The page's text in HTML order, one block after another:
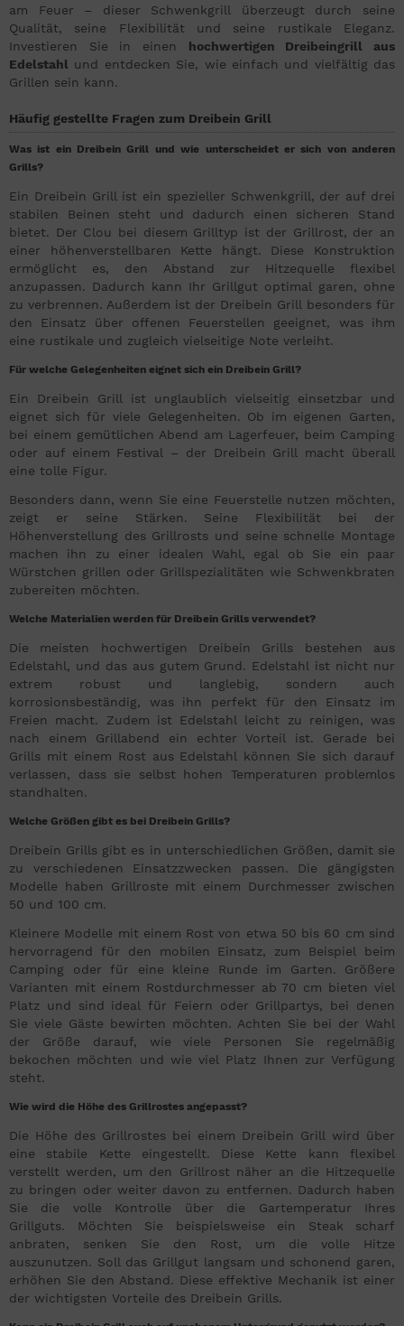
am Feuer – dieser Schwenkgrill überzeugt durch seine
Qualität, seine Flexibilität und seine rustikale Eleganz.
Investieren Sie in einen hochwertigen Dreibeingrill aus
Edelstahl und entdecken Sie, wie einfach und vielfältig das
Grillen sein kann.
Häufig gestellte Fragen zum Dreibein Grill
Was ist ein Dreibein Grill und wie unterscheidet er sich von anderen
Grills?
Ein Dreibein Grill ist ein spezieller Schwenkgrill, der auf drei
stabilen Beinen steht und dadurch einen sicheren Stand
bietet. Der Clou bei diesem Grilltyp ist der Grillrost, der an
einer höhenverstellbaren Kette hängt. Diese Konstruktion
ermöglicht es, den Abstand zur Hitzequelle flexibel
anzupassen. Dadurch kann Ihr Grillgut optimal garen, ohne
zu verbrennen. Außerdem ist der Dreibein Grill besonders für
den Einsatz über offenen Feuerstellen geeignet, was ihm
eine rustikale und zugleich vielseitige Note verleiht.
Für welche Gelegenheiten eignet sich ein Dreibein Grill?
Ein Dreibein Grill ist unglaublich vielseitig einsetzbar und
eignet sich für viele Gelegenheiten. Ob im eigenen Garten,
bei einem gemütlichen Abend am Lagerfeuer, beim Camping
oder auf einem Festival – der Dreibein Grill macht überall
eine tolle Figur.
Besonders dann, wenn Sie eine Feuerstelle nutzen möchten,
zeigt er seine Stärken. Seine Flexibilität bei der
Höhenverstellung des Grillrosts und seine schnelle Montage
machen ihn zu einer idealen Wahl, egal ob Sie ein paar
Würstchen grillen oder Grillspezialitäten wie Schwenkbraten
zubereiten möchten.
Welche Materialien werden für Dreibein Grills verwendet?
Die meisten hochwertigen Dreibein Grills bestehen aus
Edelstahl, und das aus gutem Grund. Edelstahl ist nicht nur
extrem robust und langlebig, sondern auch
korrosionsbeständig, was ihn perfekt für den Einsatz im
Freien macht. Zudem ist Edelstahl leicht zu reinigen, was
nach einem Grillabend ein echter Vorteil ist. Gerade bei
Grills mit einem Rost aus Edelstahl können Sie sich darauf
verlassen, dass sie selbst hohen Temperaturen problemlos
standhalten.
Welche Größen gibt es bei Dreibein Grills?
Dreibein Grills gibt es in unterschiedlichen Größen, damit sie
zu verschiedenen Einsatzzwecken passen. Die gängigsten
Modelle haben Grillroste mit einem Durchmesser zwischen
50 und 100 cm.
Kleinere Modelle mit einem Rost von etwa 50 bis 60 cm sind
hervorragend für den mobilen Einsatz, zum Beispiel beim
Camping oder für eine kleine Runde im Garten. Größere
Varianten mit einem Rostdurchmesser ab 70 cm bieten viel
Platz und sind ideal für Feiern oder Grillpartys, bei denen
Sie viele Gäste bewirten möchten. Achten Sie bei der Wahl
der Größe darauf, wie viele Personen Sie regelmäßig
bekochen möchten und wie viel Platz Ihnen zur Verfügung
steht.
Wie wird die Höhe des Grillrostes angepasst?
Die Höhe des Grillrostes bei einem Dreibein Grill wird über
eine stabile Kette eingestellt. Diese Kette kann flexibel
verstellt werden, um den Grillrost näher an die Hitzequelle
zu bringen oder weiter davon zu entfernen. Dadurch haben
Sie die volle Kontrolle über die Gartemperatur Ihres
Grillguts. Möchten Sie beispielsweise ein Steak scharf
anbraten, senken Sie den Rost, um die volle Hitze
auszunutzen. Soll das Grillgut langsam und schonend garen,
erhöhen Sie den Abstand. Diese effektive Mechanik ist einer
der wichtigsten Vorteile des Dreibein Grills.